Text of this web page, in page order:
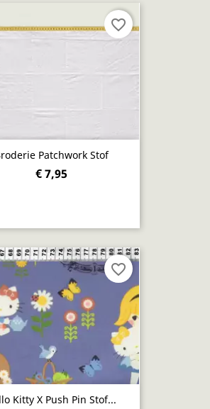
Patchwork Stof
€ 7,95
favorite_border
Kitty X Push Pin Stof...
favorite_border